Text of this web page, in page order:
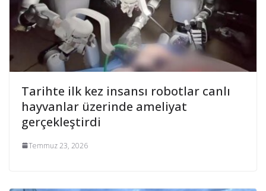
Tarihte ilk kez insansı robotlar canlı
hayvanlar üzerinde ameliyat
gerçekleştirdi
Temmuz 23, 2026